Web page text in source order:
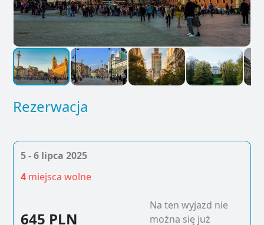
Rezerwacja
5 - 6 lipca 2025
4 miejsca wolne
645 PLN
Na ten wyjazd nie
można się już